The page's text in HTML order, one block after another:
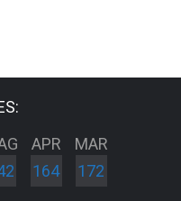
APR
164
MAR
172